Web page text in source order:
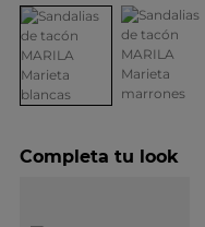
Completa tu look